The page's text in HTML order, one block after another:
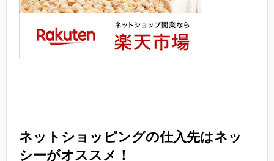
ネットショッピングの仕入先はネッ
シーがオススメ！